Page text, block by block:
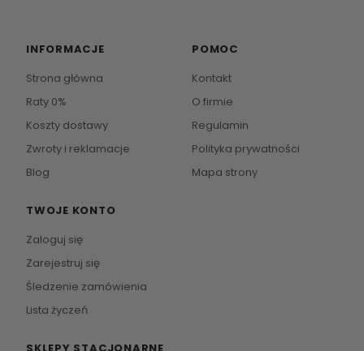
INFORMACJE
Strona główna
Raty 0%
Koszty dostawy
Zwroty i reklamacje
Blog
POMOC
Kontakt
O firmie
Regulamin
Polityka prywatności
Mapa strony
TWOJE KONTO
Zaloguj się
Zarejestruj się
Śledzenie zamówienia
Lista życzeń